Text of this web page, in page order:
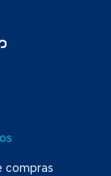
compras